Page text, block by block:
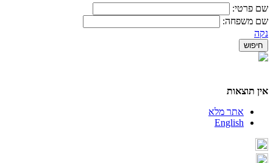
שם פרטי:
שם משפחה:
נקה
אין תוצאות
אתר מלא
English